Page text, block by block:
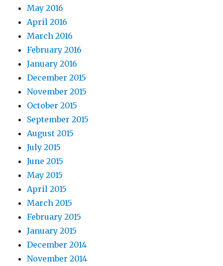
May 2016
April 2016
March 2016
February 2016
January 2016
December 2015
November 2015
October 2015
September 2015
August 2015
July 2015
June 2015
May 2015
April 2015
March 2015
February 2015
January 2015
December 2014
November 2014